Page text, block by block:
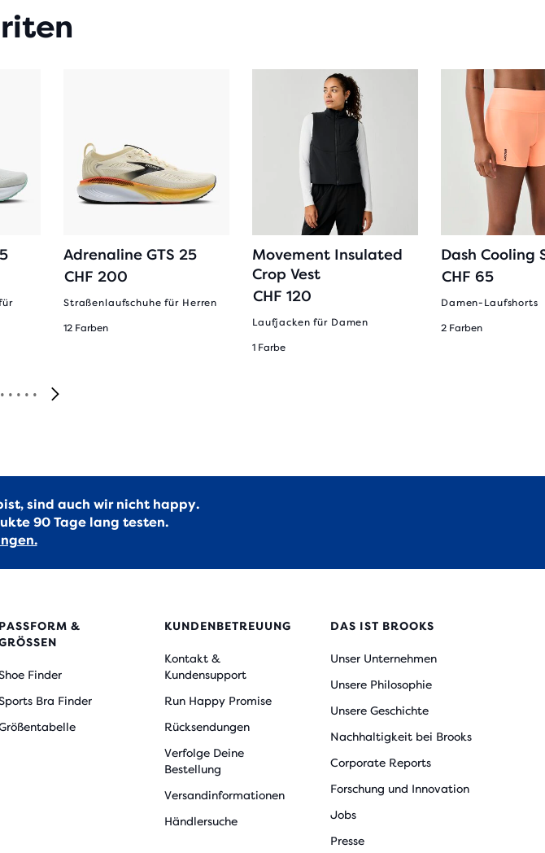
Adrenaline GTS 25
CHF 200
Straßenlaufschuhe für Herren
12 Farben
Movement Insulated
Crop Vest
CHF 120
Laufjacken für Damen
1 Farbe
Dash Cooling
CHF 65
Damen-Laufshorts
2 Farben
sind auch wir nicht happy.
90 Tage lang testen.
PASSFORM &
Finder
Bra Finder
KUNDENBETREUUNG
Kontakt &
Kundensupport
Run Happy Promise
Rücksendungen
Verfolge Deine
Bestellung
Versandinformationen
Händlersuche
DAS IST BROOKS
Unser Unternehmen
Unsere Philosophie
Unsere Geschichte
Nachhaltigkeit bei Brooks
Corporate Reports
Forschung und Innovation
Jobs
Presse